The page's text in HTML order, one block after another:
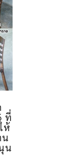
ที่
ห้
น